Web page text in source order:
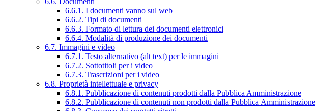
6.6.1. I documenti vanno sul web
6.6.2. Tipi di documenti
6.6.3. Formato di lettura dei documenti elettronici
6.6.4. Modalità di produzione dei documenti
6.7. Immagini e video
6.7.1. Testo alternativo (alt text) per le immagini
6.7.2. Sottotitoli per i video
6.7.3. Trascrizioni per i video
6.8. Proprietà intellettuale e privacy
6.8.1. Pubblicazione di contenuti prodotti dalla Pubblica Amministrazione
6.8.2. Pubblicazione di contenuti non prodotti dalla Pubblica Amministrazione